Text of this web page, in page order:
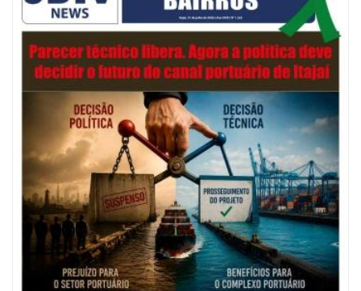
06/08/2026 | 07:00
Festival de Pesca de Praia vai celebrar o aniversário de Navegantes
ITAJAÍ